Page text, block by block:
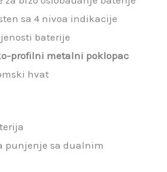
sa 4 nivoa indikacije
baterije
profilni metalni poklopac
hvat
punjenje sa dualnim